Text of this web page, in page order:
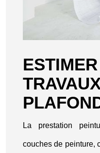
La prestation
couches de peinture,